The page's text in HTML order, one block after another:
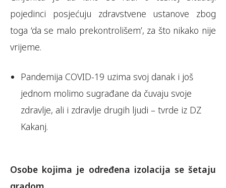
pojedinci posjećuju zdravstvene ustanove zbog
toga ‘da se malo prekontrolišem’, za što nikako nije
vrijeme.
Pandemija COVID-19 uzima svoj danak i još
jednom molimo sugrađane da čuvaju svoje
zdravlje, ali i zdravlje drugih ljudi – tvrde iz DZ
Kakanj.
Osobe kojima je određena izolacija se šetaju